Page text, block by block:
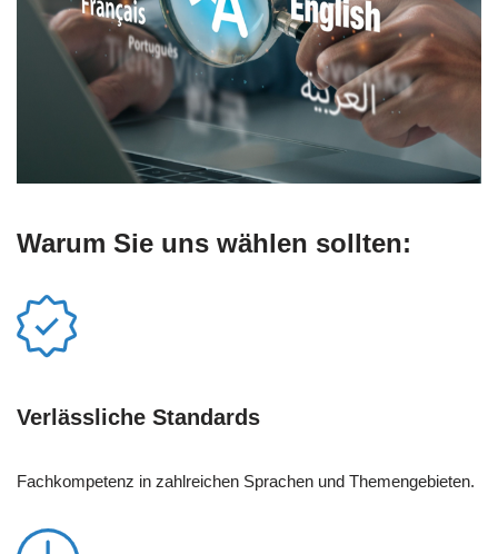
Warum Sie uns wählen sollten:
Verlässliche Standards
Fachkompetenz in zahlreichen Sprachen und Themengebieten.